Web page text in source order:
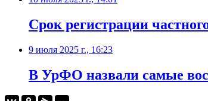
Срок регистрации
9 июля 2025 г., 16:23
В УрФО назвали самые